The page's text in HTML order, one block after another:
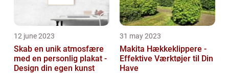
12 june 2023
Skab en unik atmosfære
med en personlig plakat -
Design din egen kunst
31 may 2023
Makita Hækkeklippere -
Effektive Værktøjer til Din
Have